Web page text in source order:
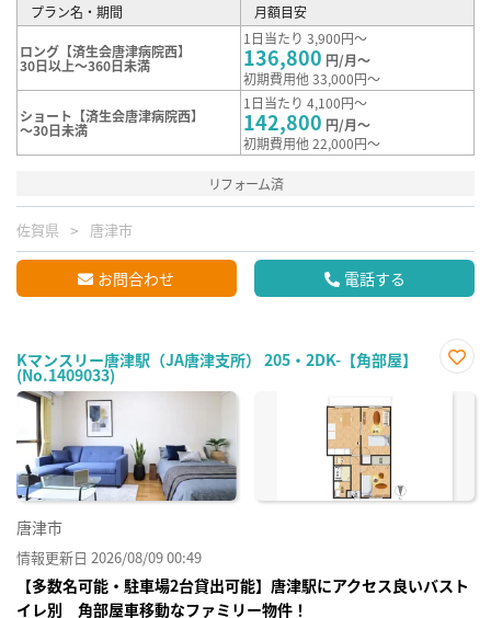
プラン名・期間 月額目安
ロング【済生会唐津病院西】
30日以上～360日未満
1日当たり 3,900円～
136,800 円/月～
初期費用他 33,000円～
ショート【済生会唐津病院西】
～30日未満
1日当たり 4,100円～
142,800 円/月～
初期費用他 22,000円～
リフォーム済
佐賀県 唐津市
お問合わせ 電話する
Kマンスリー唐津駅（JA唐津支所） 205・2DK-【角部屋】
(No.1409033)
に入
唐津市
情報更新日 2026/08/09 00:49
【多数名可能・駐車場2台貸出可能】唐津駅にアクセス良いバスト
イレ別 角部屋車移動なファミリー物件！